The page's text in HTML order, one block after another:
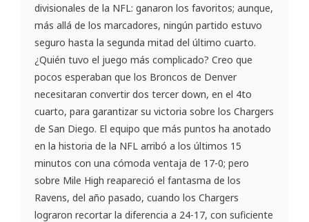
divisionales de la NFL: ganaron los favoritos; aunque,
más allá de los marcadores, ningún partido estuvo
seguro hasta la segunda mitad del último cuarto.
¿Quién tuvo el juego más complicado? Creo que
pocos esperaban que los Broncos de Denver
necesitaran convertir dos tercer down, en el 4to
cuarto, para garantizar su victoria sobre los Chargers
de San Diego. El equipo que más puntos ha anotado
en la historia de la NFL arribó a los últimos 15
minutos con una cómoda ventaja de 17-0; pero
sobre Mile High reapareció el fantasma de los
Ravens, del año pasado, cuando los Chargers
lograron recortar la diferencia a 24-17, con suficiente